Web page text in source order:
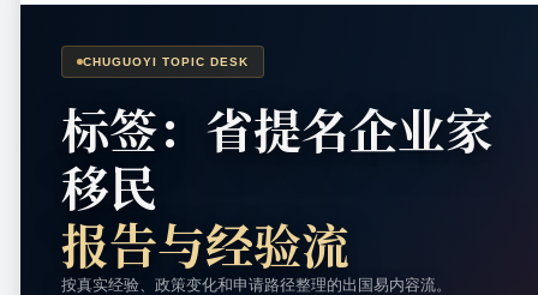
CHUGUOYI TOPIC DESK
标签：省提名企业家
移民
报告与经验流
按真实经验、政策变化和申请路径整理的出国易内容流。